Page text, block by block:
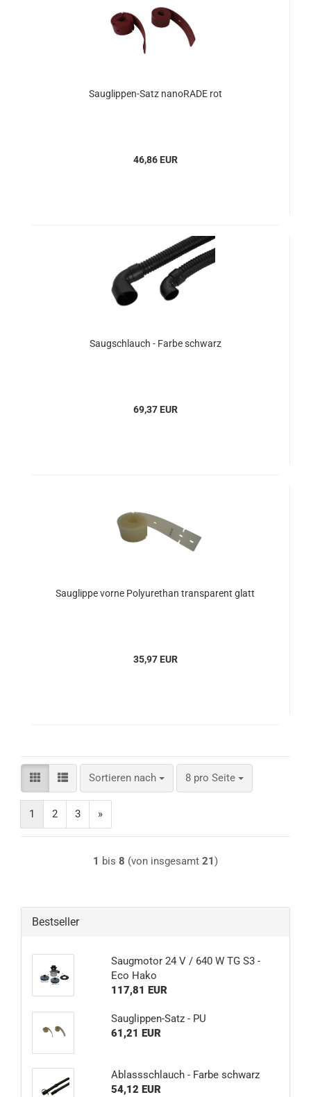
Sauglippen-Satz nanoRADE rot
46,86 EUR
Saugschlauch - Farbe schwarz
69,37 EUR
Sauglippe vorne Polyurethan transparent glatt
35,97 EUR
Sortieren nach
Sortieren nach 8 pro Seite
pro Seite
1 2 3 »
1 bis 8 (von insgesamt 21)
Bestseller
Saugmotor 24 V / 640 W TG S3 -
Eco Hako
117,81 EUR
Sauglippen-Satz - PU
61,21 EUR
Ablassschlauch - Farbe schwarz
54,12 EUR